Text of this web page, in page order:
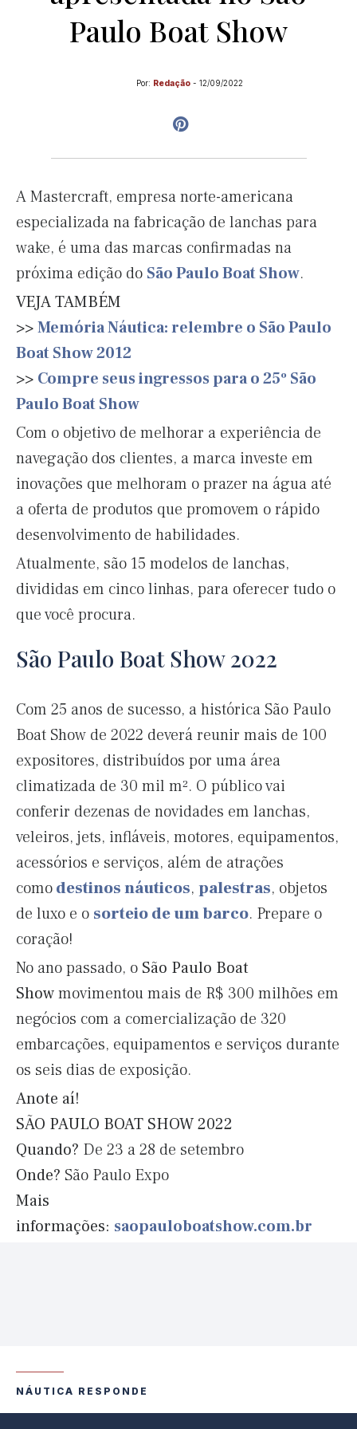
Paulo Boat Show
Por: Redação - 12/09/2022
A Mastercraft, empresa norte-americana
especializada na fabricação de lanchas para
wake, é uma das marcas confirmadas na
próxima edição do São Paulo Boat Show.
VEJA TAMBÉM
>>Memória Náutica: relembre o São Paulo
Boat Show 2012
>> Compre seus ingressos para o 25º São
Paulo Boat Show
Com o objetivo de melhorar a experiência de
navegação dos clientes, a marca investe em
inovações que melhoram o prazer na água até
a oferta de produtos que promovem o rápido
desenvolvimento de habilidades.
Atualmente, são 15 modelos de lanchas,
divididas em cinco linhas, para oferecer tudo o
que você procura.
São Paulo Boat Show 2022
Com 25 anos de sucesso, a histórica São Paulo
Boat Show de 2022 deverá reunir mais de 100
expositores, distribuídos por uma área
climatizada de 30 mil m². O público vai
conferir dezenas de novidades em lanchas,
veleiros, jets, infláveis, motores, equipamentos,
acessórios e serviços, além de atrações
comodestinos náuticos, palestras, objetos
de luxo e o sorteio de um barco. Prepare o
coração!
No ano passado, o São Paulo Boat
Showmovimentou mais de R$ 300 milhões em
negócios com a comercialização de 320
embarcações, equipamentos e serviços durante
os seis dias de exposição.
Anote aí!
SÃO PAULO BOAT SHOW 2022
Quando? De 23 a 28 de setembro
Onde? São Paulo Expo
Mais
informações: saopauloboatshow.com.br
NÁUTICA RESPONDE